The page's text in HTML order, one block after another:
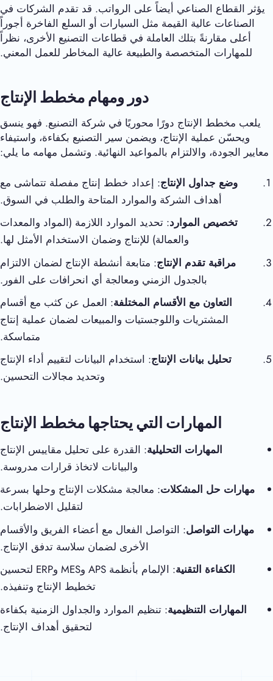
يؤثر القطاع الصناعي أيضاً على الرواتب. قد تقدم الشركات في
الصناعات عالية القيمة مثل السيارات أو السلع الفاخرة أجوراً
أعلى مقارنةً بتلك العاملة في قطاعات التصنيع الأخرى، نظراً
للمهارات المتخصصة والطبيعة عالية المخاطر للعمل المعني.
دور ومهام مخطط الإنتاج
يلعب مخطط الإنتاج دورًا محوريًا في شركة التصنيع. فهو ينسق
ويحسّن عملية الإنتاج، ويضمن سير التصنيع بكفاءة، واستيفاء
معايير الجودة، والالتزام بالمواعيد النهائية. وتشمل مهامه ما يلي:
وضع جداول الإنتاج: إعداد خطط إنتاج مفصلة تتماشى مع
أهداف الشركة والموارد المتاحة والطلب في السوق.
تخصيص الموارد: تحديد الموارد اللازمة (المواد والمعدات
والعمالة) للإنتاج وضمان الاستخدام الأمثل لها.
مراقبة تقدم الإنتاج: متابعة أنشطة الإنتاج لضمان الالتزام
بالجدول الزمني ومعالجة أي انحرافات على الفور.
التعاون مع الأقسام المختلفة: العمل عن كثب مع أقسام
المشتريات واللوجستيات والمبيعات لضمان عملية إنتاج
متماسكة.
تحليل بيانات الإنتاج: استخدام البيانات لتقييم أداء الإنتاج
وتحديد مجالات التحسين.
المهارات التي يحتاجها مخطط الإنتاج
المهارات التحليلية: القدرة على تحليل مقاييس الإنتاج
والبيانات لاتخاذ قرارات مدروسة.
مهارات حل المشكلات: معالجة مشكلات الإنتاج وحلها بسرعة
لتقليل الاضطرابات.
مهارات التواصل: التواصل الفعال مع أعضاء الفريق والأقسام
الأخرى لضمان سلاسة تدفق الإنتاج.
الكفاءة التقنية
: الإلمام بأنظمة APS وMES وERP لتحسين
تخطيط الإنتاج وتنفيذه.
المهارات التنظيمية: تنظيم الموارد والجداول الزمنية بكفاءة
لتحقيق أهداف الإنتاج.